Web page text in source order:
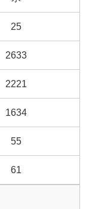
25
2633
2221
1634
55
61